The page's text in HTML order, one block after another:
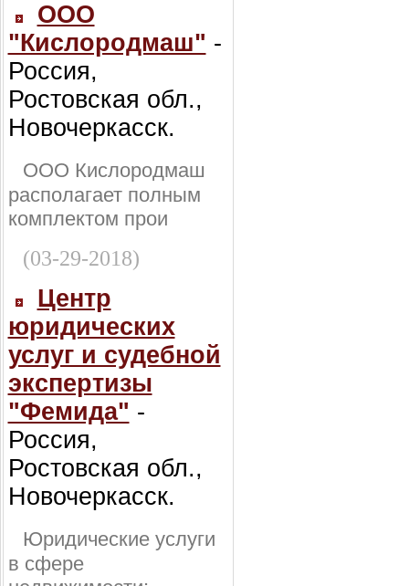
ООО
"Кислородмаш" -
Россия,
Ростовская обл.,
Новочеркасск.
ООО Кислородмаш
располагает полным
комплектом прои
(03-29-2018)
Центр
юридических
услуг и судебной
экспертизы
"Фемида" -
Россия,
Ростовская обл.,
Новочеркасск.
Юридические услуги
в сфере